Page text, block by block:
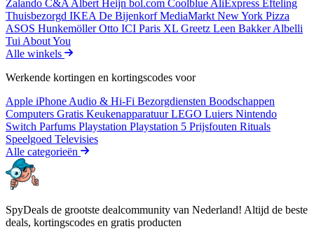
Zalando C&A Albert Heijn bol.com Coolblue AliExpress Efteling
Thuisbezorgd IKEA De BijenkorfMediaMarkt New York Pizza
ASOS HunkemöllerOtto ICI Paris XL Greetz Leen BakkerAlbelli
Tui About You
Alle winkels
Werkende kortingen en kortingscodes voor
Apple iPhone Audio & Hi-Fi Bezorgdiensten Boodschappen
Computers Gratis KeukenapparatuurLEGO Luiers Nintendo
Switch Parfums Playstation Playstation 5 Prijsfouten Rituals
Speelgoed Televisies
Alle categorieën
SpyDeals de grootste dealcommunity van Nederland! Altijd de beste
deals, kortingscodes en gratis producten